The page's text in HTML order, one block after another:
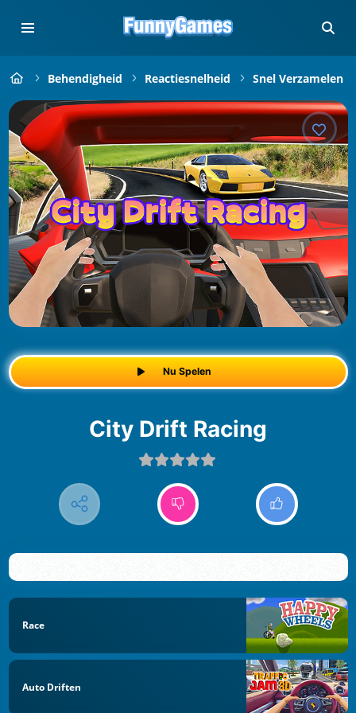
Behendigheid Reactiesnelheid Snel Verzamelen
Nu Spelen
City Drift Racing
Race
Auto Driften